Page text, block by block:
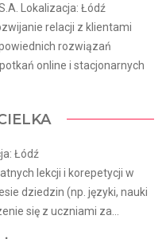
Lokalizacja: Łódź
relacji z klientami
rozwiązań
online i stacjonarnych
Łódź
lekcji i korepetycji w
dziedzin (np. języki, nauki
się z uczniami za...